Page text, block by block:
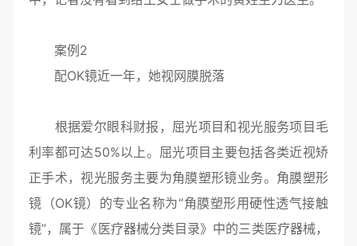
案例2
配OK镜近一年，她视网膜脱落
根据爱尔眼科财报，屈光项目和视光服务项目毛
利率都可达50%以上。屈光项目主要包括各类近视矫
正手术，视光服务主要为角膜塑形镜业务。角膜塑形
镜（OK镜）的专业名称为“角膜塑形用硬性透气接触
镜”，属于《医疗器械分类目录》中的三类医疗器械，